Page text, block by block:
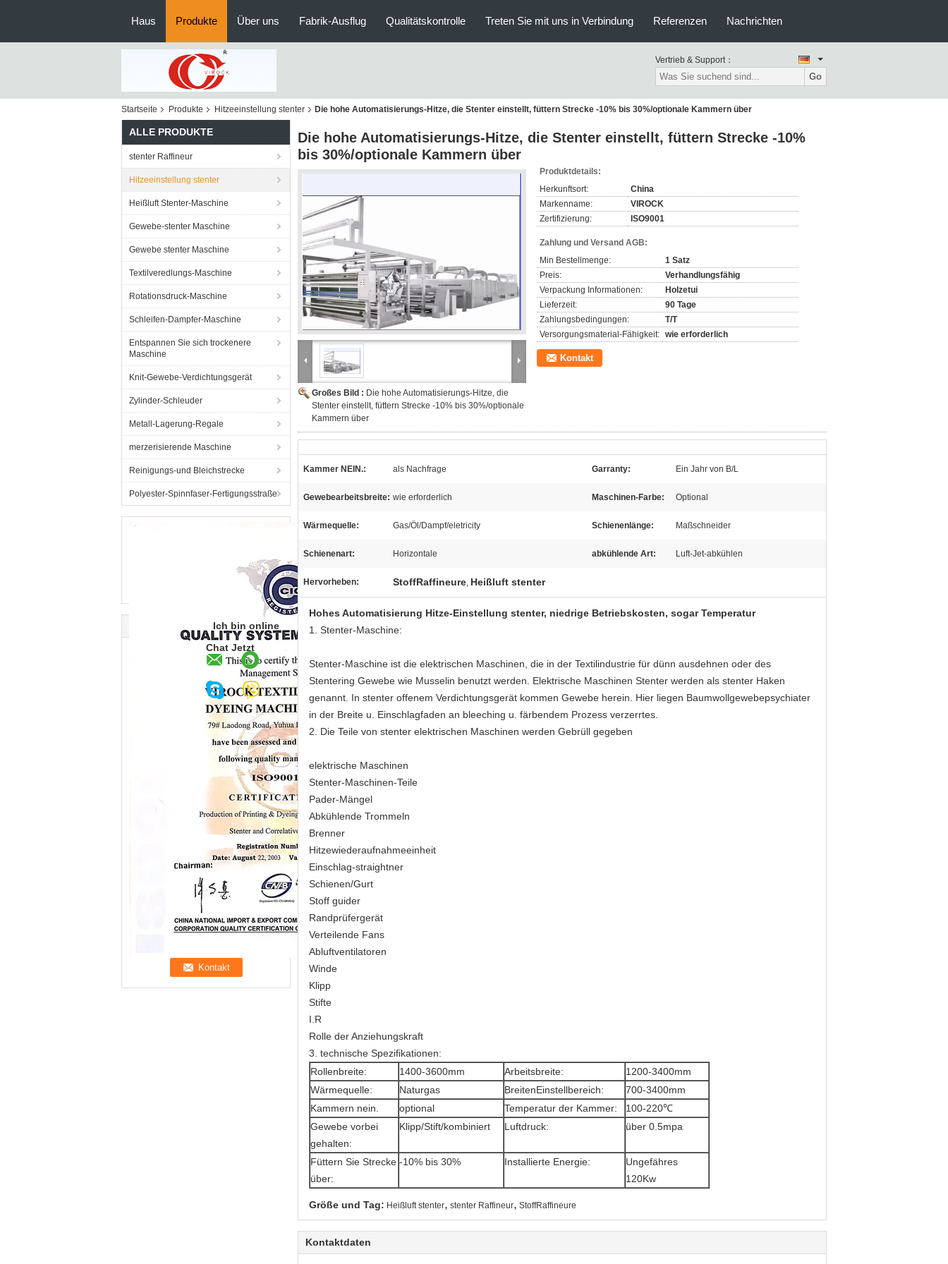
Haus Produkte Über uns Fabrik-Ausflug Qualitätskontrolle Treten Sie mit uns in Verbindung Referenzen Nachrichten
Vertrieb & Support：
Go
Startseite Produkte Hitzeeinstellung stenter Die hohe Automatisierungs-Hitze, die Stenter einstellt, füttern Strecke -10% bis 30%/optionale Kammern über
ALLE PRODUKTE
stenter Raffineur
Hitzeeinstellung stenter
Heißluft Stenter-Maschine
Gewebe-stenter Maschine
Gewebe stenter Maschine
Textilveredlungs-Maschine
Rotationsdruck-Maschine
Schleifen-Dampfer-Maschine
Entspannen Sie sich trockenere
Maschine
Knit-Gewebe-Verdichtungsgerät
Zylinder-Schleuder
Metall-Lagerung-Regale
merzerisierende Maschine
Reinigungs-und Bleichstrecke
Polyester-Spinnfaser-Fertigungsstraße
Ich bin online
Chat Jetzt
Die hohe Automatisierungs-Hitze, die Stenter einstellt, füttern Strecke -10%
bis 30%/optionale Kammern über
Großes Bild : Die hohe Automatisierungs-Hitze, die
Stenter einstellt, füttern Strecke -10% bis 30%/optionale
Kammern über
Produktdetails:
Herkunftsort:
China
Markenname:
VIROCK
Zertifizierung:
ISO9001
Zahlung und Versand AGB:
Min Bestellmenge:
1 Satz
Preis:
Verhandlungsfähig
Verpackung Informationen:
Holzetui
Lieferzeit:
90 Tage
Zahlungsbedingungen:
T/T
Versorgungsmaterial-Fähigkeit: wie erforderlich
Kontakt
Kammer NEIN.: als Nachfrage Garranty: Ein Jahr von B/L
Gewebearbeitsbreite: wie erforderlich Maschinen-Farbe: Optional
Wärmequelle: Gas/Öl/Dampf/eletricity Schienenlänge: Maßschneider
Schienenart: Horizontale abkühlende Art: Luft-Jet-abkühlen
Hervorheben: StoffRaffineure, Heißluft stenter
Hohes Automatisierung Hitze-Einstellung stenter, niedrige Betriebskosten, sogar Temperatur
1. Stenter-Maschine:
Stenter-Maschine ist die elektrischen Maschinen, die in der Textilindustrie für dünn ausdehnen oder des
Stentering Gewebe wie Musselin benutzt werden. Elektrische Maschinen Stenter werden als stenter Haken
genannt. In stenter offenem Verdichtungsgerät kommen Gewebe herein. Hier liegen Baumwollgewebepsychiater
in der Breite u. Einschlagfaden an bleeching u. färbendem Prozess verzerrtes.
2. Die Teile von stenter elektrischen Maschinen werden Gebrüll gegeben
elektrische Maschinen
Stenter-Maschinen-Teile
Pader-Mängel
Abkühlende Trommeln
Brenner
Hitzewiederaufnahmeeinheit
Einschlag-straightner
Schienen/Gurt
Stoff guider
Randprüfergerät
Verteilende Fans
Abluftventilatoren
Winde
Klipp
Stifte
I.R
Rolle der Anziehungskraft
3. technische Spezifikationen:
Rollenbreite:
1400-3600mm Arbeitsbreite:
1200-3400mm
Wärmequelle:
Naturgas BreitenEinstellbereich:
700-3400mm
Kammern nein.
optional Temperatur der Kammer:
100-220℃
Gewebe vorbei
gehalten:
Klipp/Stift/kombiniert Luftdruck: über 0.5mpa
Füttern Sie Strecke
über:
-10% bis 30% Installierte Energie:
Ungefähres
120Kw
Größe und Tag: Heißluft stenter, stenter Raffineur, StoffRaffineure
Kontaktdaten